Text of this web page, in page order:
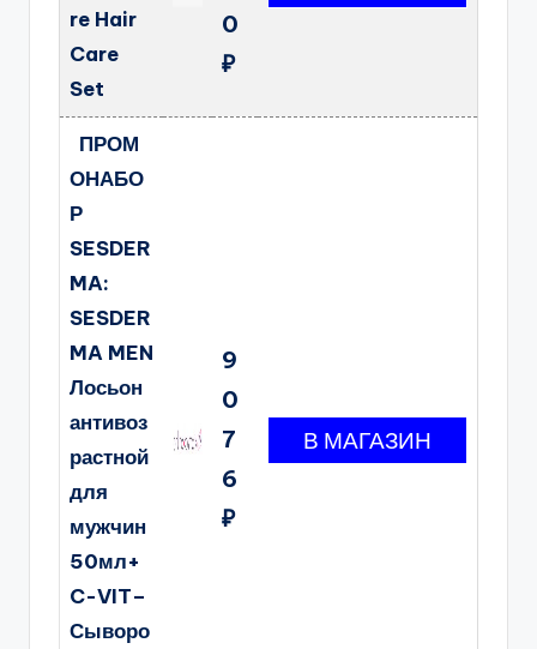
re Hair
Care
Set
0
₽
ПРОМ
ОНАБО
Р
SESDER
MA:
SESDER
MA MEN
Лосьон
антивоз
растной
для
мужчин
50мл+
C-VIT–
Сыворо
9
0
7
6
₽